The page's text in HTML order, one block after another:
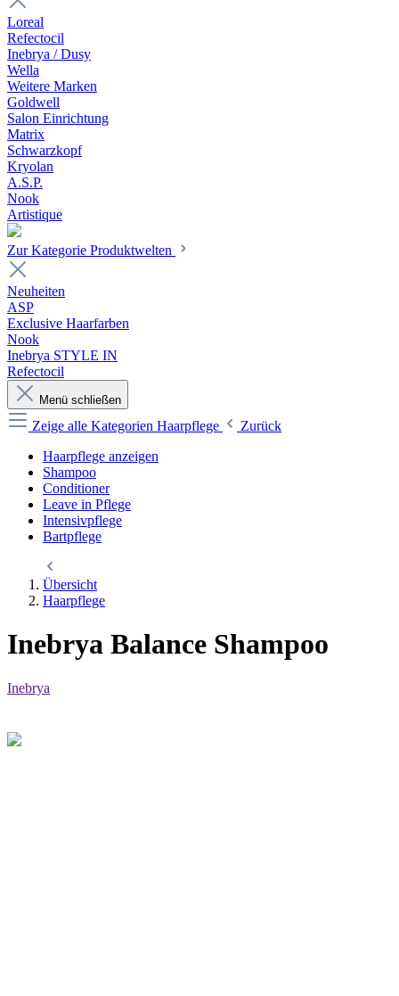
Loreal
Refectocil
Inebrya / Dusy
Wella
Weitere Marken
Goldwell
Salon Einrichtung
Matrix
Schwarzkopf
Kryolan
A.S.P.
Nook
Artistique
Zur Kategorie Produktwelten
Neuheiten
ASP
Exclusive Haarfarben
Nook
Inebrya STYLE IN
Refectocil
Menü schließen
Zeige alle Kategorien Haarpflege
Zurück
Haarpflege anzeigen
Shampoo
Conditioner
Leave in Pflege
Intensivpflege
Bartpflege
Übersicht
Haarpflege
Inebrya Balance Shampoo
Inebrya